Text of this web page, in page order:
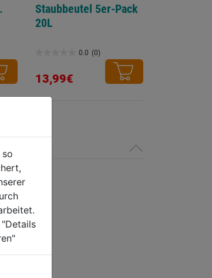
Staubbeutel 5er-Pack
20L
0.0 (0)
von
Sternen.
13,99€